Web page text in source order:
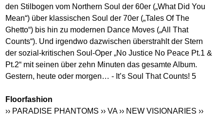
den Stilbogen vom Northern Soul der 60er („What Did You
Mean“) über klassischen Soul der 70er („Tales Of The
Ghetto“) bis hin zu modernen Dance Moves („All That
Counts“). Und irgendwo dazwischen überstrahlt der Stern
der sozial-kritischen Soul-Oper „No Justice No Peace Pt.1 &
Pt.2“ mit seinen über zehn Minuten das gesamte Album.
Gestern, heute oder morgen… - It’s Soul That Counts! 5
Floorfashion
›› PARADISE PHANTOMS ›› VA ›› NEW VISIONARIES ››